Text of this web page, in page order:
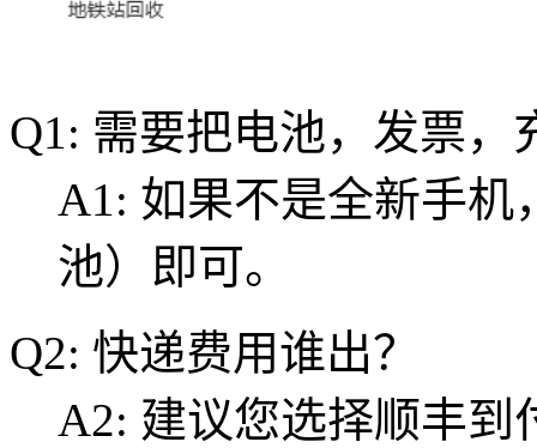
Q1: 需要把电池，发票
A1: 如果不是全新手机
池）即可。
Q2: 快递费用谁出？
A2: 建议您选择顺丰到